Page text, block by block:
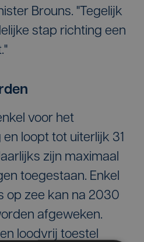
Brouns. "Tegelijk
stap richting een
voor het
loopt tot uiterlijk 31
zijn maximaal
toegestaan. Enkel
op zee kan na 2030
afgeweken.
loodvrij toestel